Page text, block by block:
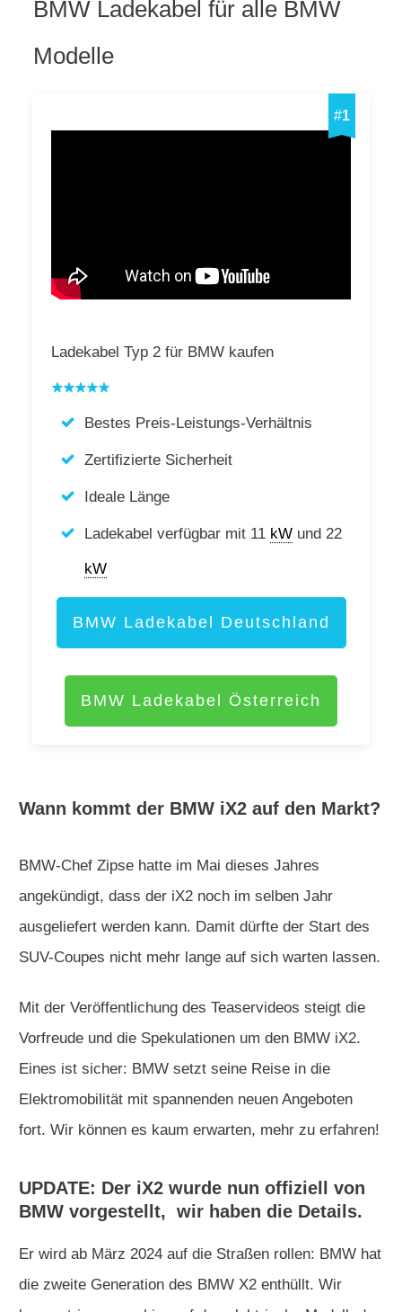
BMW Ladekabel für alle BMW
Modelle
#1
Ladekabel Typ 2 für BMW kaufen
Bestes Preis-Leistungs-Verhältnis
Zertifizierte Sicherheit
Ideale Länge
Ladekabel verfügbar mit 11 kW und 22
kW
BMW Ladekabel Deutschland
BMW Ladekabel Österreich
Wann kommt der BMW iX2 auf den Markt?
BMW-Chef Zipse hatte im Mai dieses Jahres
angekündigt, dass der iX2 noch im selben Jahr
ausgeliefert werden kann. Damit dürfte der Start des
SUV-Coupes nicht mehr lange auf sich warten lassen.
Mit der Veröffentlichung des Teaservideos steigt die
Vorfreude und die Spekulationen um den BMW iX2.
Eines ist sicher: BMW setzt seine Reise in die
Elektromobilität mit spannenden neuen Angeboten
fort. Wir können es kaum erwarten, mehr zu erfahren!
UPDATE: Der iX2 wurde nun offiziell von
BMW vorgestellt, wir haben die Details.
Er wird ab März 2024 auf die Straßen rollen: BMW hat
die zweite Generation des BMW X2 enthüllt. Wir